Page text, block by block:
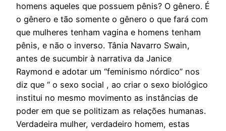
homens aqueles que possuem pênis? O gênero. É
o gênero e tão somente o gênero o que fará com
que mulheres tenham vagina e homens tenham
pênis, e não o inverso. Tânia Navarro Swain,
antes de sucumbir à narrativa da Janice
Raymond e adotar um “feminismo nórdico” nos
diz que “ o sexo social , ao criar o sexo biológico
institui no mesmo movimento as instâncias de
poder em que se politizam as relações humanas.
Verdadeira mulher, verdadeiro homem, estas